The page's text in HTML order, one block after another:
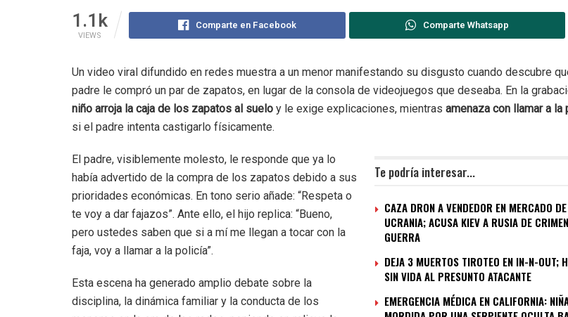
1.1k
VIEWS
Comparte en Facebook Comparte Whatsapp
Un video viral difundido en redes muestra a un menor manifestando su disgusto cuando descubre
padre le compró un par de zapatos, en lugar de la consola de videojuegos que deseaba. En la
niño arroja la caja de los zapatos al suelo y le exige explicaciones, mientras amenaza con llamar a la
si el padre intenta castigarlo físicamente.
Te podría interesar...
CAZA DRON A VENDEDOR EN MERCADO DE
UCRANIA; ACUSA KIEV A RUSIA DE
GUERRA
DEJA 3 MUERTOS TIROTEO EN IN-N-OUT;
SIN VIDA AL PRESUNTO ATACANTE
EMERGENCIA MÉDICA EN CALIFORNIA:
El padre, visiblemente molesto, le responde que ya lo
había advertido de la compra de los zapatos debido a sus
prioridades económicas. En tono serio añade: “Respeta o
te voy a dar fajazos”. Ante ello, el hijo replica: “Bueno,
pero ustedes saben que si a mí me llegan a tocar con la
faja, voy a llamar a la policía”.
Esta escena ha generado amplio debate sobre la
disciplina, la dinámica familiar y la conducta de los